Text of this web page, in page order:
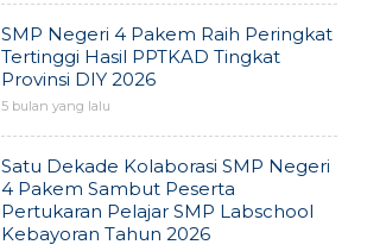
SMP Negeri 4 Pakem Raih Peringkat
Tertinggi Hasil PPTKAD Tingkat
Provinsi DIY 2026
5 bulan yang lalu
Satu Dekade Kolaborasi SMP Negeri
4 Pakem Sambut Peserta
Pertukaran Pelajar SMP Labschool
Kebayoran Tahun 2026